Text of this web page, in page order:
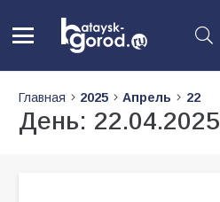
Главная 2025 Апрель 22
День: 22.04.2025